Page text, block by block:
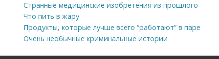
Странные медицинские изобретения из прошлого
Что пить в жару
Продукты, которые лучше всего “работают” в паре
Очень необычные криминальные истории